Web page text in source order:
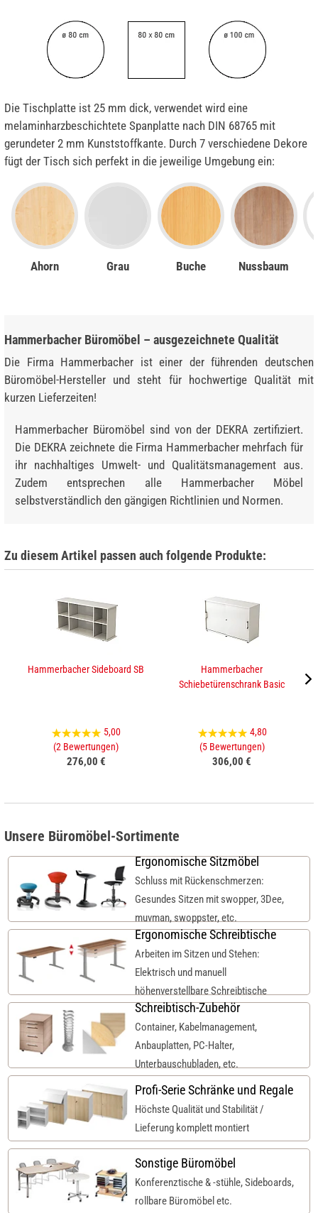
Die Tischplatte ist 25 mm dick, verwendet wird eine
melaminharzbeschichtete Spanplatte nach DIN 68765 mit
gerundeter 2 mm Kunststoffkante. Durch 7 verschiedene Dekore
fügt der Tisch sich perfekt in die jeweilige Umgebung ein:
Ahorn Grau Buche Nussbaum
Hammerbacher Büromöbel – ausgezeichnete Qualität
Die Firma Hammerbacher ist einer der führenden deutschen
Büromöbel-Hersteller und steht für hochwertige Qualität mit
kurzen Lieferzeiten!
Hammerbacher Büromöbel sind von der DEKRA zertifiziert.
Die DEKRA zeichnete die Firma Hammerbacher mehrfach für
ihr nachhaltiges Umwelt- und Qualitätsmanagement aus.
Zudem entsprechen alle Hammerbacher Möbel
selbstverständlich den gängigen Richtlinien und Normen.
Zu diesem Artikel passen auch folgende Produkte:
Hammerbacher Sideboard SB
5,00
(2 Bewertungen)
276,00 €
Hammerbacher
Schiebetürenschrank Basic
4,80
(5 Bewertungen)
306,00 €
Unsere Büromöbel-Sortimente
Ergonomische Sitzmöbel
Schluss mit Rückenschmerzen:
Gesundes Sitzen mit swopper, 3Dee,
muvman, swoppster, etc.
Ergonomische Schreibtische
Arbeiten im Sitzen und Stehen:
Elektrisch und manuell
höhenverstellbare Schreibtische
Schreibtisch-Zubehör
Container, Kabelmanagement,
Anbauplatten, PC-Halter,
Unterbauschubladen, etc.
Profi-Serie Schränke und Regale
Höchste Qualität und Stabilität /
Lieferung komplett montiert
Sonstige Büromöbel
Konferenztische & -stühle, Sideboards,
rollbare Büromöbel etc.